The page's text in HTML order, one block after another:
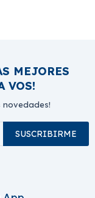
MEJORES
VOS!
novedades!
SUSCRIBIRME